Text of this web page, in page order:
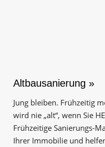
Altbausanierung »
Jung bleiben. Frühzeitig
wird nie „alt“, wenn Sie
Frühzeitige Sanierungs-
Ihrer Immobilie und